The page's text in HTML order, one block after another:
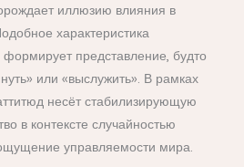
иллюзию влияния в
характеристика
формирует представление, будто
или «выслужить». В рамках
несёт стабилизирующую
в контексте случайностью
управляемости мира.